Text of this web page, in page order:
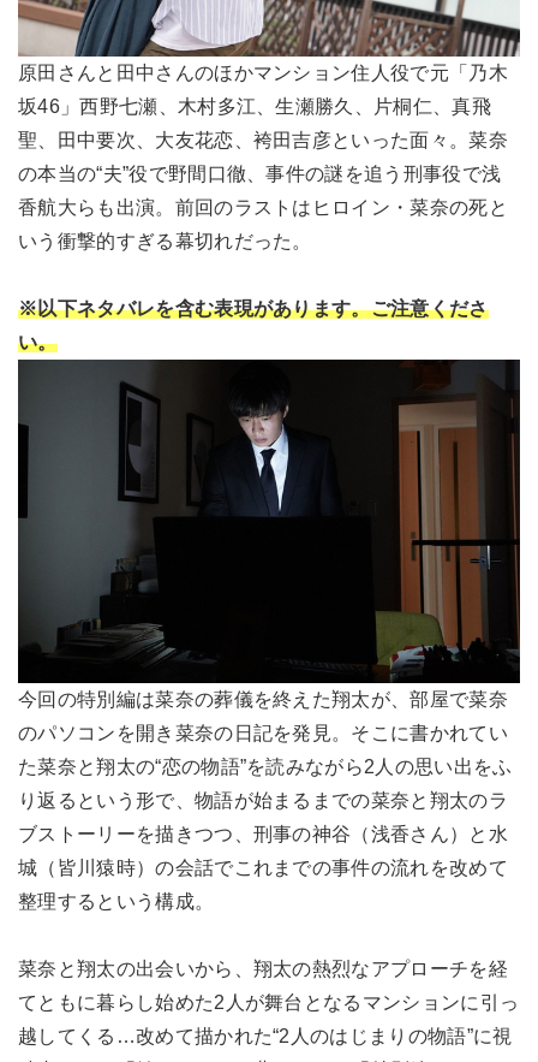
原田さんと田中さんのほかマンション住人役で元「乃木
坂46」西野七瀬、木村多江、生瀬勝久、片桐仁、真飛
聖、田中要次、大友花恋、袴田吉彦といった面々。菜奈
の本当の“夫”役で野間口徹、事件の謎を追う刑事役で浅
香航大らも出演。前回のラストはヒロイン・菜奈の死と
いう衝撃的すぎる幕切れだった。
※以下ネタバレを含む表現があります。ご注意くださ
い。
今回の特別編は菜奈の葬儀を終えた翔太が、部屋で菜奈
のパソコンを開き菜奈の日記を発見。そこに書かれてい
た菜奈と翔太の“恋の物語”を読みながら2人の思い出をふ
り返るという形で、物語が始まるまでの菜奈と翔太のラ
ブストーリーを描きつつ、刑事の神谷（浅香さん）と水
城（皆川猿時）の会話でこれまでの事件の流れを改めて
整理するという構成。
菜奈と翔太の出会いから、翔太の熱烈なアプローチを経
てともに暮らし始めた2人が舞台となるマンションに引っ
越してくる…改めて描かれた“2人のはじまりの物語”に視